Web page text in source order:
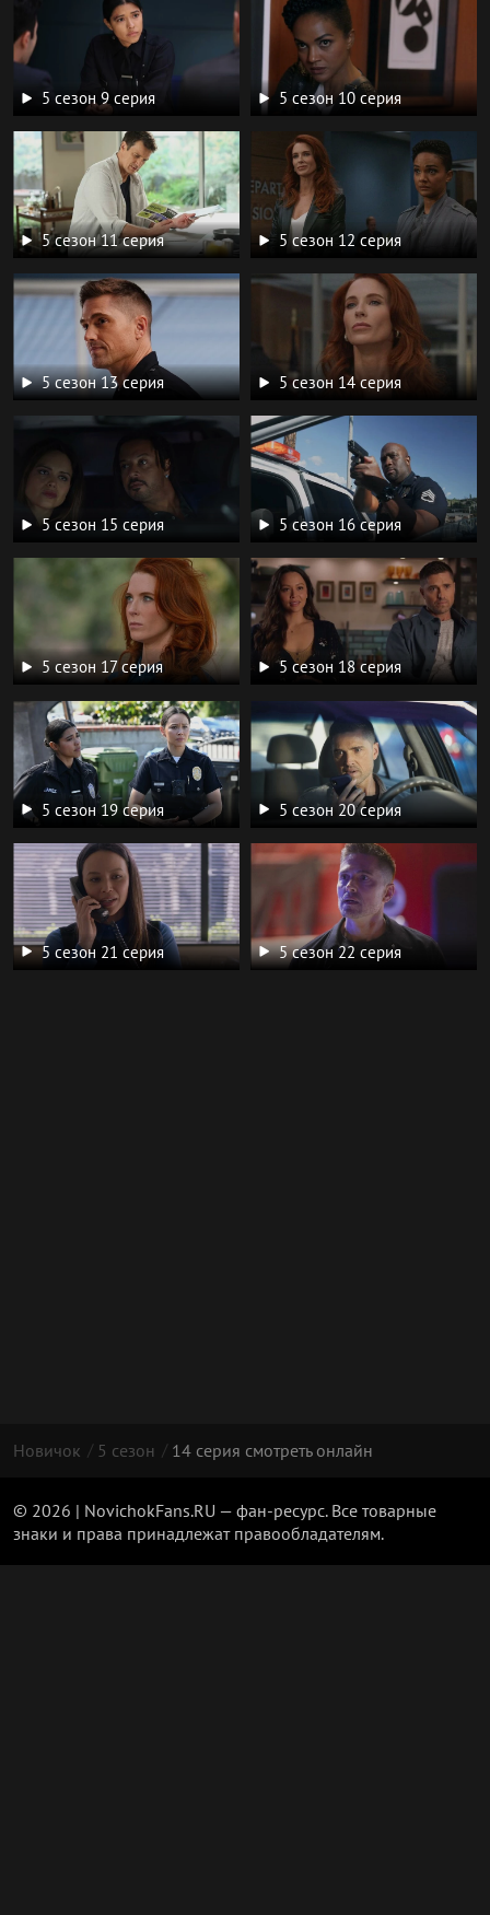
5 сезон 9 серия 5 сезон 10 серия
5 сезон 11 серия 5 сезон 12 серия
5 сезон 13 серия 5 сезон 14 серия
5 сезон 15 серия 5 сезон 16 серия
5 сезон 17 серия 5 сезон 18 серия
5 сезон 19 серия 5 сезон 20 серия
5 сезон 21 серия 5 сезон 22 серия
Новичок 5 сезон 14 серия смотреть онлайн
© 2026 | NovichokFans.RU — фан-ресурс. Все товарные
знаки и права принадлежат правообладателям.